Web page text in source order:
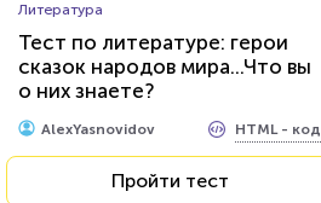
Литература
Тест по литературе: герои
сказок народов мира...Что вы
о них знаете?
AlexYasnovidov HTML - код
Пройти тест